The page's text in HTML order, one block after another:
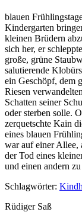
blauen
Kindergarten
kleinen Brüdern
sich her, er
große, grüne
salutierende
ein Geschöpf, dem
Riesen
Schatten seiner
oder sterben solle.
zerquetschte Kain
eines blauen
war auf einer Allee,
der Tod eines
und einen andern
Schlagwörter:
Rüdiger Saß